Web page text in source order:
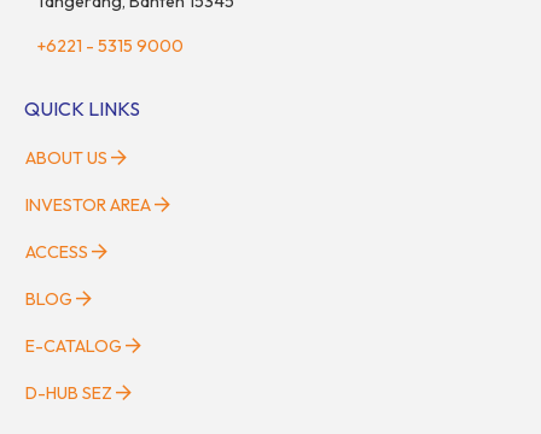
+6221 - 5315 9000
QUICK LINKS
ABOUT US
INVESTOR AREA
ACCESS
BLOG
E-CATALOG
D-HUB SEZ